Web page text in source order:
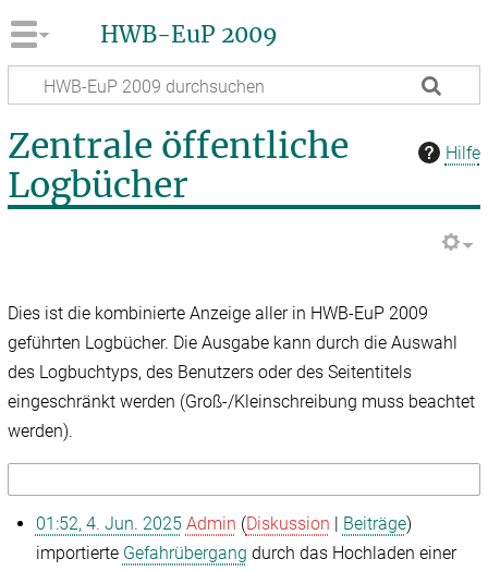
HWB-EuP 2009
Hilfe
Zentrale öffentliche
Logbücher
Dies ist die kombinierte Anzeige aller in HWB-EuP 2009
geführten Logbücher. Die Ausgabe kann durch die Auswahl
des Logbuchtyps, des Benutzers oder des Seitentitels
eingeschränkt werden (Groß-/Kleinschreibung muss beachtet
werden).
01:52, 4. Jun. 2025 Admin Diskussion
Beiträge
importierte Gefahrübergang durch das Hochladen einer